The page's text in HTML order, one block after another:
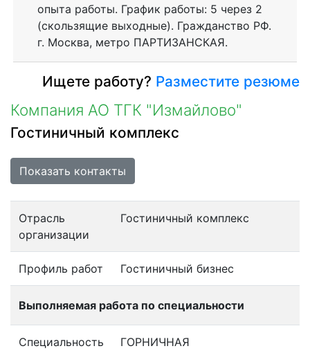
опыта работы. График работы: 5 через 2
(скользящие выходные). Гражданство РФ.
г. Москва, метро ПАРТИЗАНСКАЯ.
Ищете работу? Разместите резюме
Компания АО ТГК "Измайлово"
Гостиничный комплекс
Показать контакты
Отрасль
организации
Гостиничный комплекс
Профиль работ Гостиничный бизнес
Выполняемая работа по специальности
Специальность ГОРНИЧНАЯ